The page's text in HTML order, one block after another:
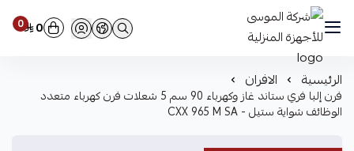
شركة الموسى للأجهزة المنزلية 0 0
الرئيسية الافران
فرن إلبا فري ستاند غاز وكهرباء 90 سم 5 شعلات فرن كهرباء متعدد
الوظائف شواية ستيل - CXX 965 M SA